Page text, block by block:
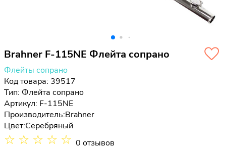
Brahner F-115NE Флейта сопрано
Флейты сопрано
Код товара: 39517
Тип: Флейта сопрано
Артикул: F-115NE
Производитель:Brahner
Цвет:Серебряный
☆ ☆ ☆ ☆ ☆ 0 отзывов